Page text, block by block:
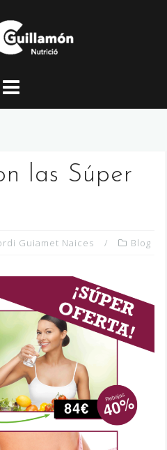
las Súper
Guiamet Naices Blog